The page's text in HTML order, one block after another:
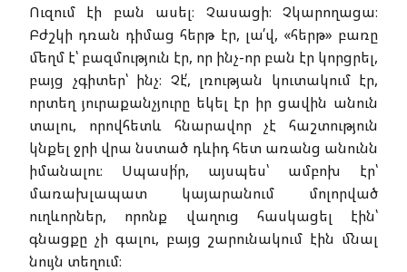
Ուզում էի բան ասել։ Չասացի։ Չկարողացա։
Բժշկի դռան դիմաց հերթ էր, լա՛վ, «հերթ» բառը
մեղմ է՝ բազմություն էր, որ ինչ-որ բան էր կորցրել,
բայց չգիտեր՝ ինչ։ Չէ՛, լռության կուտակում էր,
որտեղ յուրաքանչյուրը եկել էր իր ցավին անուն
տալու, որովհետև հնարավոր չէ հաշտություն
կնքել ջրի վրա նստած դևիդ հետ առանց անունն
իմանալու։ Սպասի՛ր, այսպես՝ ամբոխ էր՝
մառախլապատ կայարանում մոլորված
ուղևորներ, որոնք վաղուց հասկացել էին՝
գնացքը չի գալու, բայց շարունակում էին մնալ
նույն տեղում։